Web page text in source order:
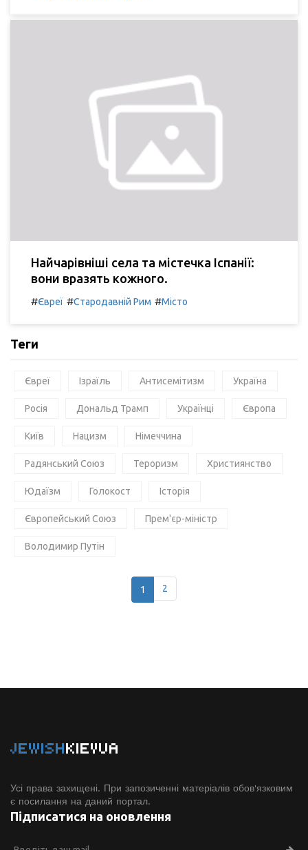
Найчарівніші села та містечка Іспанії:
вони вразять кожного.
#Євреї #Стародавній Рим #Місто
Теги
Євреї Ізраїль Антисемітизм Україна
Росія Дональд Трамп Українці Європа
Київ Нацизм Німеччина
Радянський Союз Тероризм Християнство
Юдаїзм Голокост Історія
Європейський Союз Прем'єр-міністр
Володимир Путін
1 2
JEWISHKIEVUA
Усі права захищені. При запозиченні матеріалів обов'язковим
є посилання на даний портал.
Підписатися на оновлення